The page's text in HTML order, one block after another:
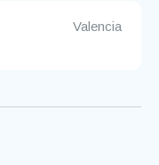
Valencia